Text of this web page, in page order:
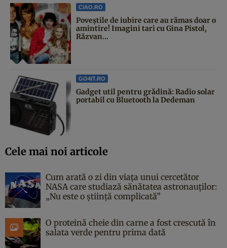
CIAO.RO
Poveştile de iubire care au rămas doar o
amintire! Imagini tari cu Gina Pistol,
Răzvan...
GO4IT.RO
Gadget util pentru grădină: Radio solar
portabil cu Bluetooth la Dedeman
Cele mai noi articole
Cum arată o zi din viața unui cercetător
NASA care studiază sănătatea astronauților:
„Nu este o știință complicată”
O proteină cheie din carne a fost crescută în
salata verde pentru prima dată